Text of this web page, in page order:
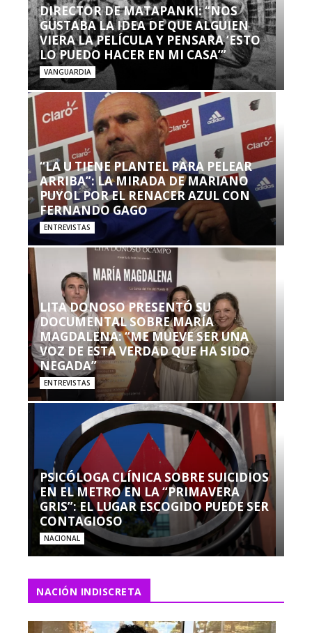
DIRECTOR DE MATAPANKI: “NOS
GUSTABA LA IDEA DE QUE ALGUIEN
VIERA LA PELÍCULA Y PENSARA ‘ESTO
LO PUEDO HACER EN MI CASA’”
VANGUARDIA
“LA U TIENE PLANTEL PARA PELEAR
ARRIBA”: LA MIRADA DE MARIANO
PUYOL POR EL RENACER AZUL CON
FERNANDO GAGO
ENTREVISTAS
LITA DONOSO PRESENTÓ SU
DOCUMENTAL SOBRE MARÍA
MAGDALENA: “ME MUEVE SER UNA
VOZ DE ESTA VERDAD QUE HA SIDO
NEGADA”
ENTREVISTAS
PSICÓLOGA CLÍNICA SOBRE SUICIDIOS
EN EL METRO EN LA “PRIMAVERA
GRIS”: EL LUGAR ESCOGIDO PUEDE SER
CONTAGIOSO
NACIONAL
NACIÓN INDISCRETA